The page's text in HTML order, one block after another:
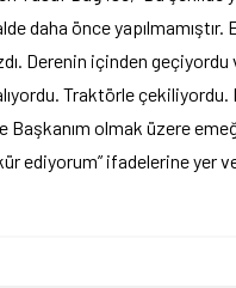
daha önce yapılmamıştır.
Derenin içinden geçiyordu
Traktörle çekiliyordu.
Başkanım olmak üzere
ediyorum” ifadelerine yer